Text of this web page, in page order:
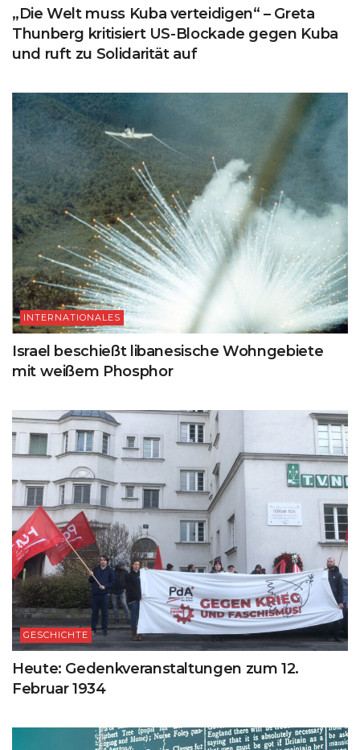
„Die Welt muss Kuba verteidigen“ – Greta
Thunberg kritisiert US-Blockade gegen Kuba
und ruft zu Solidarität auf
INTERNATIONALES
Israel beschießt libanesische Wohngebiete
mit weißem Phosphor
GESCHICHTE
Heute: Gedenkveranstaltungen zum 12.
Februar 1934